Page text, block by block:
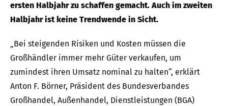
ersten Halbjahr zu schaffen gemacht. Auch im zweiten
Halbjahr ist keine Trendwende in Sicht.
„Bei steigenden Risiken und Kosten müssen die
Großhändler immer mehr Güter verkaufen, um
zumindest ihren Umsatz nominal zu halten“, erklärt
Anton F. Börner, Präsident des Bundesverbandes
Großhandel, Außenhandel, Dienstleistungen (BGA)